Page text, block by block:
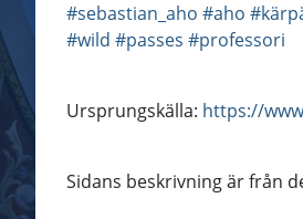
#sebastian_aho #aho
#wild #passes #professori
Ursprungskälla: https://
Sidans beskrivning är från